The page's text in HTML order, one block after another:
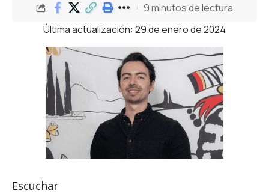
Última actualización: 29 de enero de 2024
9 minutos de lectura
Escuchar